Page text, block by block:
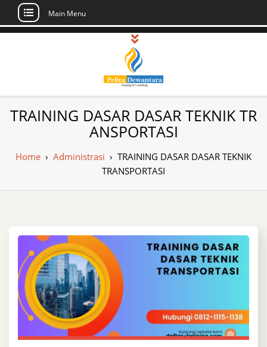
Skip
Main Menu
Pusat Pelatihan
dan Sertifikasi –
Daftar Training
Indonesia
Sertifikasi di Indonesia
TRAINING DASAR DASAR TEKNIK TR
ANSPORTASI
Home › Administrasi › TRAINING DASAR DASAR TEKNIK
TRANSPORTASI